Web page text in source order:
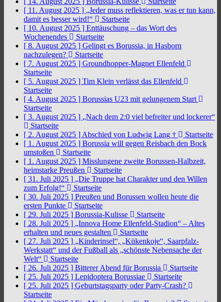
[ 11. August 2025 ] „Jeder muss reflektieren, was er tun kann,
damit es besser wird!“
Startseite
[ 10. August 2025 ] Enttäuschung – das Wort des
Wochenendes
Startseite
[ 8. August 2025 ] Gelingt es Borussia, in Hasborn
nachzulegen?
Startseite
[ 7. August 2025 ] Groundhopper-Magnet Ellenfeld
Startseite
[ 5. August 2025 ] Tim Klein verlässt das Ellenfeld
Startseite
[ 4. August 2025 ] Borussias U23 mit gelungenem Start
Startseite
[ 3. August 2025 ] „Nach dem 2:0 viel befreiter und lockerer“
Startseite
[ 2. August 2025 ] Abschied von Ludwig Lang †
Startseite
[ 1. August 2025 ] Borussia will gegen Reisbach den Bock
umstoßen
Startseite
[ 1. August 2025 ] Misslungene zweite Borussen-Halbzeit,
heimstarke Preußen
Startseite
[ 31. Juli 2025 ] „Die Truppe hat Charakter und den Willen
zum Erfolg!“
Startseite
[ 30. Juli 2025 ] Preußen und Borussen wollen heute die
ersten Punkte
Startseite
[ 29. Juli 2025 ] Borussia-Kulisse
Startseite
[ 28. Juli 2025 ] „Innova Home Ellenfeld-Stadion“ – Altes
erhalten und neues gestalten
Startseite
[ 27. Juli 2025 ] „Kinderinsel“, „Kükenkoje“, Saarpfalz-
Werkstatt“ und der Fußball als „schönste Nebensache der
Welt“
Startseite
[ 26. Juli 2025 ] Bitterer Abend für Borussia
Startseite
[ 25. Juli 2025 ] Lepidoptera Borussiae
Startseite
[ 25. Juli 2025 ] Geburtstagsparty oder Party-Crash?
Startseite